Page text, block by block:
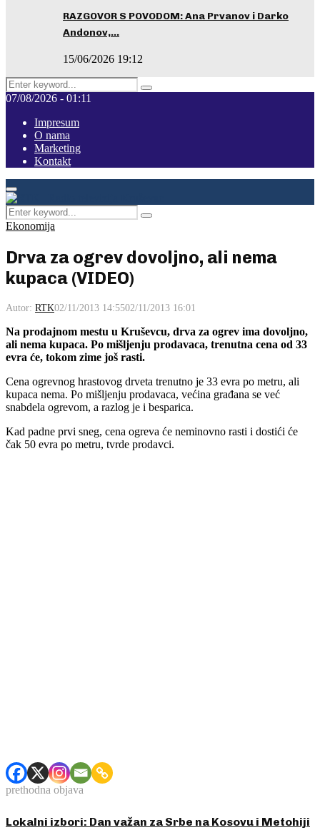
RAZGOVOR S POVODOM: Ana Prvanov i Darko
Andonov,…
15/06/2026 19:12
Search
for:
Pretraga
07/08/2026 - 01:11
Impresum
O nama
Marketing
Kontakt
Facebook
Instagram
Youtube
Primary
Menu
Search
for:
Pretraga
Ekonomija
Drva za ogrev dovoljno, ali nema
kupaca (VIDEO)
Autor: RTK02/11/2013 14:5502/11/2013 16:01
Na prodajnom mestu u Kruševcu, drva za ogrev ima dovoljno,
ali nema kupaca. Po mišljenju prodavaca, trenutna cena od 33
evra će, tokom zime još rasti.
Cena ogrevnog hrastovog drveta trenutno je 33 evra po metru, ali
kupaca nema. Po mišljenju prodavaca, većina građana se već
snabdela ogrevom, a razlog je i besparica.
Kad padne prvi sneg, cena ogreva će neminovno rasti i dostići će
čak 50 evra po metru, tvrde prodavci.
prethodna objava
Lokalni izbori: Dan važan za Srbe na Kosovu i Metohiji